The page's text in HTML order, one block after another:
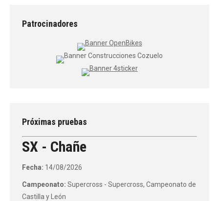
Patrocinadores
Próximas pruebas
SX - Chañe
Fecha: 14/08/2026
Campeonato: Supercross - Supercross, Campeonato de
Castilla y León